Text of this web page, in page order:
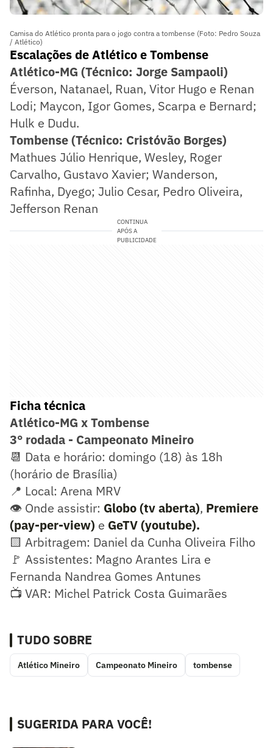
Camisa do Atlético pronta para o jogo contra a tombense (Foto: Pedro Souza
/ Atlético)
Escalações de Atlético e Tombense
Atlético-MG (Técnico: Jorge Sampaoli)
Éverson, Natanael, Ruan, Vitor Hugo e Renan
Lodi; Maycon, Igor Gomes, Scarpa e Bernard;
Hulk e Dudu.
Tombense (Técnico: Cristóvão Borges)
Mathues Júlio Henrique, Wesley, Roger
Carvalho, Gustavo Xavier; Wanderson,
Rafinha, Dyego; Julio Cesar, Pedro Oliveira,
Jefferson Renan
CONTINUA
APÓS A
PUBLICIDADE
Ficha técnica
Atlético-MG x Tombense
3° rodada - Campeonato Mineiro
📆 Data e horário: domingo (18) às 18h
(horário de Brasília)
📍 Local: Arena MRV
👁️ Onde assistir: Globo (tv aberta), Premiere
(pay-per-view) e GeTV (youtube).
🟨 Arbitragem: Daniel da Cunha Oliveira Filho
🚩 Assistentes: Magno Arantes Lira e
Fernanda Nandrea Gomes Antunes
📺 VAR: Michel Patrick Costa Guimarães
TUDO SOBRE
Atlético Mineiro Campeonato Mineiro tombense
SUGERIDA PARA VOCÊ!